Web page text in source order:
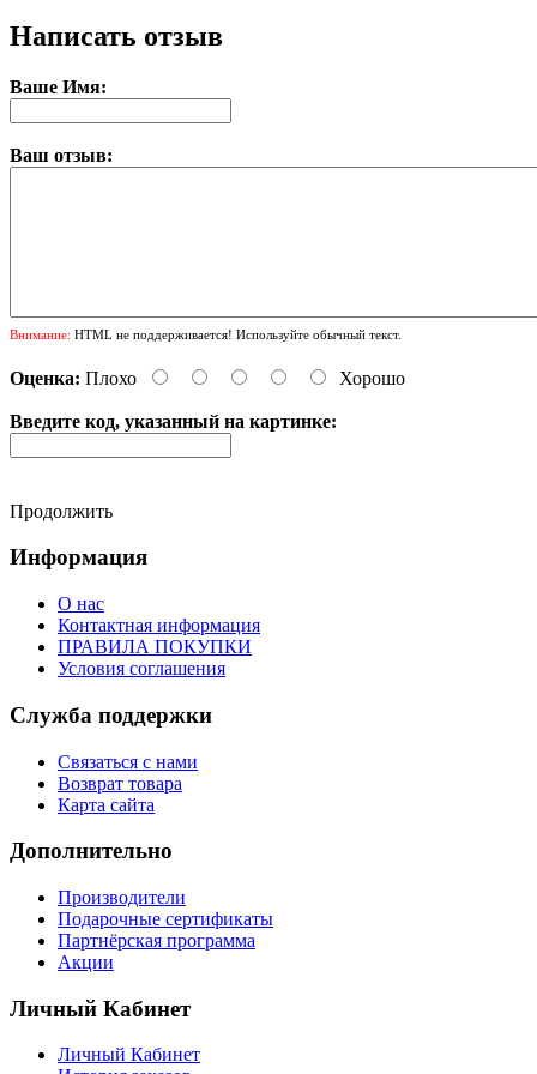
Написать отзыв
Ваше Имя:
Ваш отзыв:
Внимание: HTML не поддерживается! Используйте обычный текст.
Оценка: Плохо Хорошо
Введите код, указанный на картинке:
Продолжить
Информация
О нас
Контактная информация
ПРАВИЛА ПОКУПКИ
Условия соглашения
Служба поддержки
Связаться с нами
Возврат товара
Карта сайта
Дополнительно
Производители
Подарочные сертификаты
Партнёрская программа
Акции
Личный Кабинет
Личный Кабинет